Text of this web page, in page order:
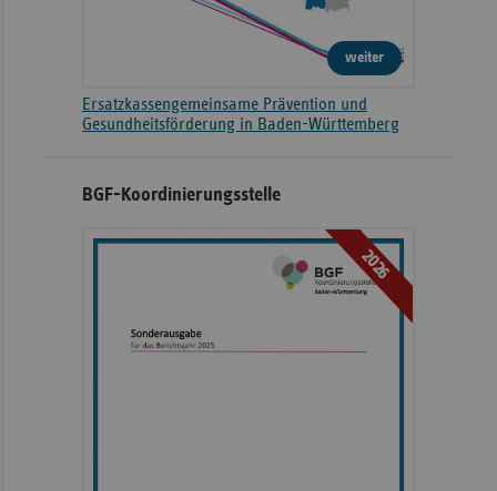
weiter
Ersatzkassengemeinsame Prävention und
Gesundheitsförderung in Baden-Württemberg
BGF-Koordinierungsstelle
2026